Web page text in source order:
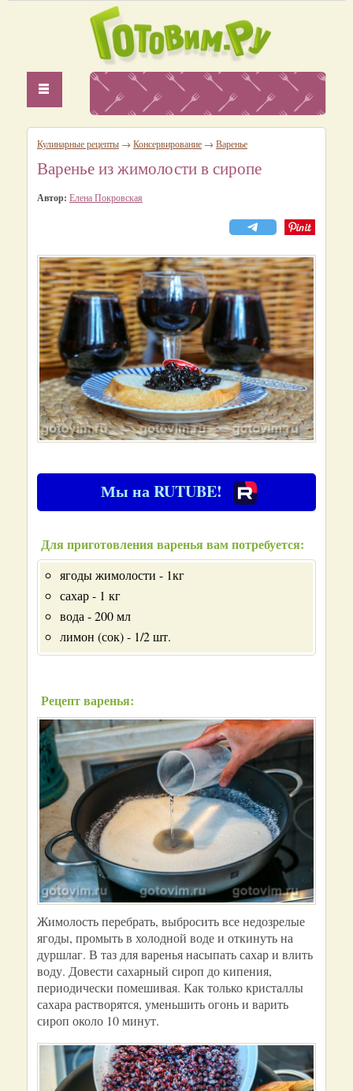
Кулинарные рецепты → Консервирование → Варенье
Варенье из жимолости в сиропе
Автор: Елена Покровская
Мы на RUTUBE!
Для приготовления варенья вам потребуется:
ягоды жимолости - 1кг
сахар - 1 кг
вода - 200 мл
лимон (сок) - 1/2 шт.
Рецепт варенья:
Жимолость перебрать, выбросить все недозрелые
ягоды, промыть в холодной воде и откинуть на
дуршлаг. В таз для варенья насыпать сахар и влить
воду. Довести сахарный сироп до кипения,
периодически помешивая. Как только кристаллы
сахара растворятся, уменьшить огонь и варить
сироп около 10 минут.